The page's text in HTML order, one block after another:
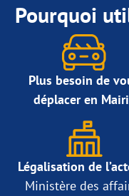
Pourquoi
Plus besoin de
déplacer en
Légalisation de
Ministère des